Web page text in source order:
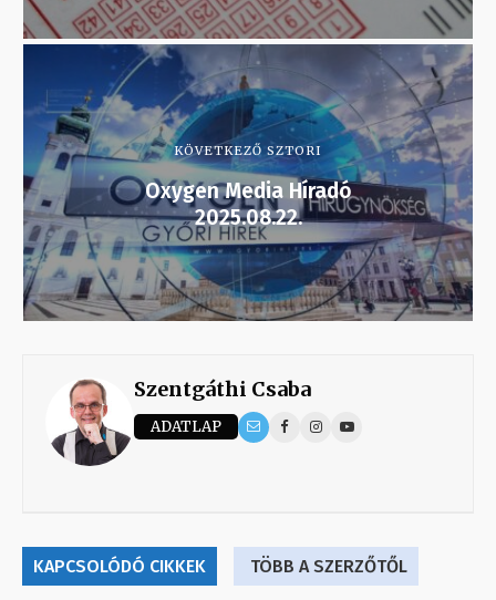
KÖVETKEZŐ SZTORI
Oxygen Media Híradó
2025.08.22.
Szentgáthi Csaba
ADATLAP
KAPCSOLÓDÓ CIKKEK TÖBB A SZERZŐTŐL